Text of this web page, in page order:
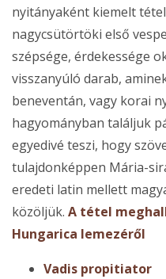
nyitányaként kiemelt
nagycsütörtöki első
szépsége, érdekessége
visszanyúló darab,
beneventán, vagy korai
hagyományban találjuk
egyedivé teszi, hogy
tulajdonképpen Mária-
eredeti latin mellett
közöljük. A tétel
Hungarica lemezéről
Vadis propitiator